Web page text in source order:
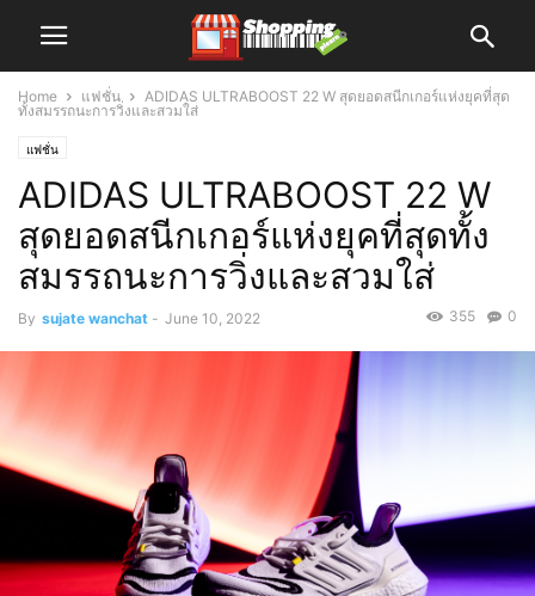
Home แฟชั่น
ADIDAS ULTRABOOST 22 W สุดยอดสนีกเกอร์แห่งยุคที่สุด
ทั้งสมรรถนะการวิ่งและสวมใส่
แฟชั่น
ADIDAS ULTRABOOST 22 W
สุดยอดสนีกเกอร์แห่งยุคที่สุดทั้ง
สมรรถนะการวิ่งและสวมใส่
By sujate wanchat - June 10, 2022 0
355